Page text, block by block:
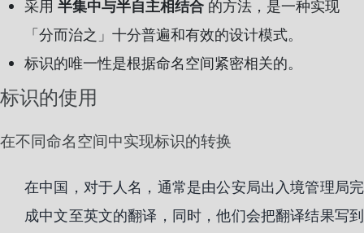
采用 半集中与半自主相结合 的方法，是一种实现
「分而治之」十分普遍和有效的设计模式。
标识的唯一性是根据命名空间紧密相关的。
标识的使用
在不同命名空间中实现标识的转换
在中国，对于人名，通常是由公安局出入境管理局完
成中文至英文的翻译，同时，他们会把翻译结果写到